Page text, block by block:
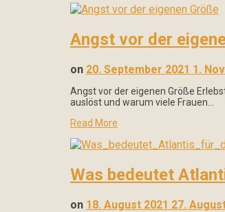
Angst vor der
on 20. September 2021 1.
Angst vor der eigenen Größe
auslöst und warum viele Frauen…
Read More
Was bedeutet
on 18. August 2021 27.